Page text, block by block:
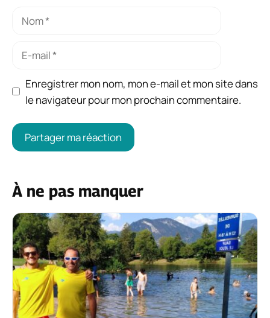
Nom
Enregistrer mon nom, mon e-mail et mon site dans
le navigateur pour mon prochain commentaire.
À ne pas manquer